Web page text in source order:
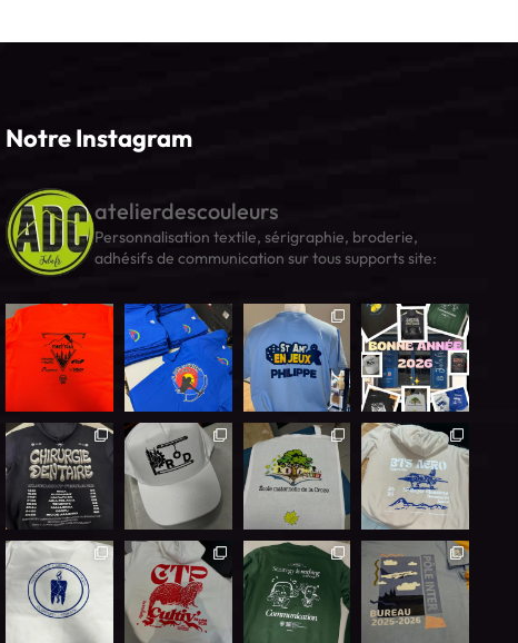
Notre Instagram
atelierdescouleurs
Personnalisation textile, sérigraphie, broderie,
adhésifs de communication sur tous supportssite: